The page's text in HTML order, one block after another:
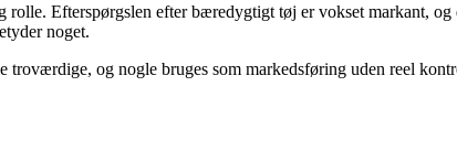
Efterspørgslen efter bæredygtigt tøj er vokset markant,
noget.
og nogle bruges som markedsføring uden reel